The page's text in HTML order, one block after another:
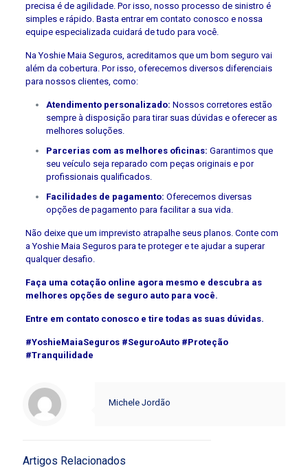
precisa é de agilidade. Por isso, nosso processo de sinistro é
simples e rápido. Basta entrar em contato conosco e nossa
equipe especializada cuidará de tudo para você.
Na Yoshie Maia Seguros, acreditamos que um bom seguro vai
além da cobertura. Por isso, oferecemos diversos diferenciais
para nossos clientes, como:
Atendimento personalizado: Nossos corretores estão
sempre à disposição para tirar suas dúvidas e oferecer as
melhores soluções.
Parcerias com as melhores oficinas: Garantimos que
seu veículo seja reparado com peças originais e por
profissionais qualificados.
Facilidades de pagamento: Oferecemos diversas
opções de pagamento para facilitar a sua vida.
Não deixe que um imprevisto atrapalhe seus planos. Conte com
a Yoshie Maia Seguros para te proteger e te ajudar a superar
qualquer desafio.
Faça uma cotação online agora mesmo e descubra as
melhores opções de seguro auto para você.
Entre em contato conosco e tire todas as suas dúvidas.
#YoshieMaiaSeguros #SeguroAuto #Proteção
#Tranquilidade
Michele Jordão
Artigos Relacionados